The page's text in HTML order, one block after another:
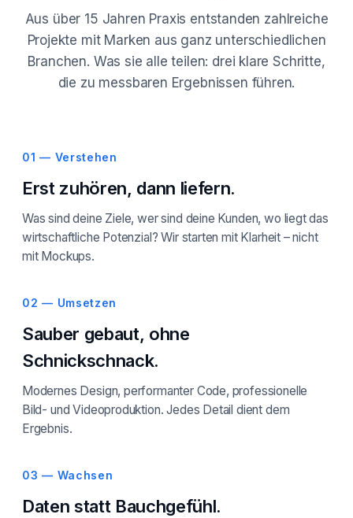
Aus über 15 Jahren Praxis entstanden zahlreiche
Projekte mit Marken aus ganz unterschiedlichen
Branchen. Was sie alle teilen: drei klare Schritte,
die zu messbaren Ergebnissen führen.
01 — Verstehen
Erst zuhören, dann liefern.
Was sind deine Ziele, wer sind deine Kunden, wo liegt das
wirtschaftliche Potenzial? Wir starten mit Klarheit – nicht
mit Mockups.
02 — Umsetzen
Sauber gebaut, ohne
Schnickschnack.
Modernes Design, performanter Code, professionelle
Bild- und Videoproduktion. Jedes Detail dient dem
Ergebnis.
03 — Wachsen
Daten statt Bauchgefühl.